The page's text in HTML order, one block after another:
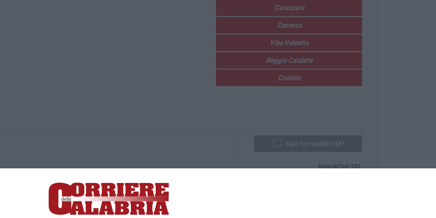
Catanzaro
Cosenza
Vibo Valentia
Reggio Calabria
Crotone
Lamezia Terme (CZ)
responsabile Paola Militano |Privacy
News&Com SRL